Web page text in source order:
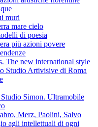
muri
mare cielo
di poesia
più azioni povere
The new international style
Studio Artivisive di Roma
Simon. Ultramobile
Merz, Paolini, Salvo
agli intellettuali di ogni